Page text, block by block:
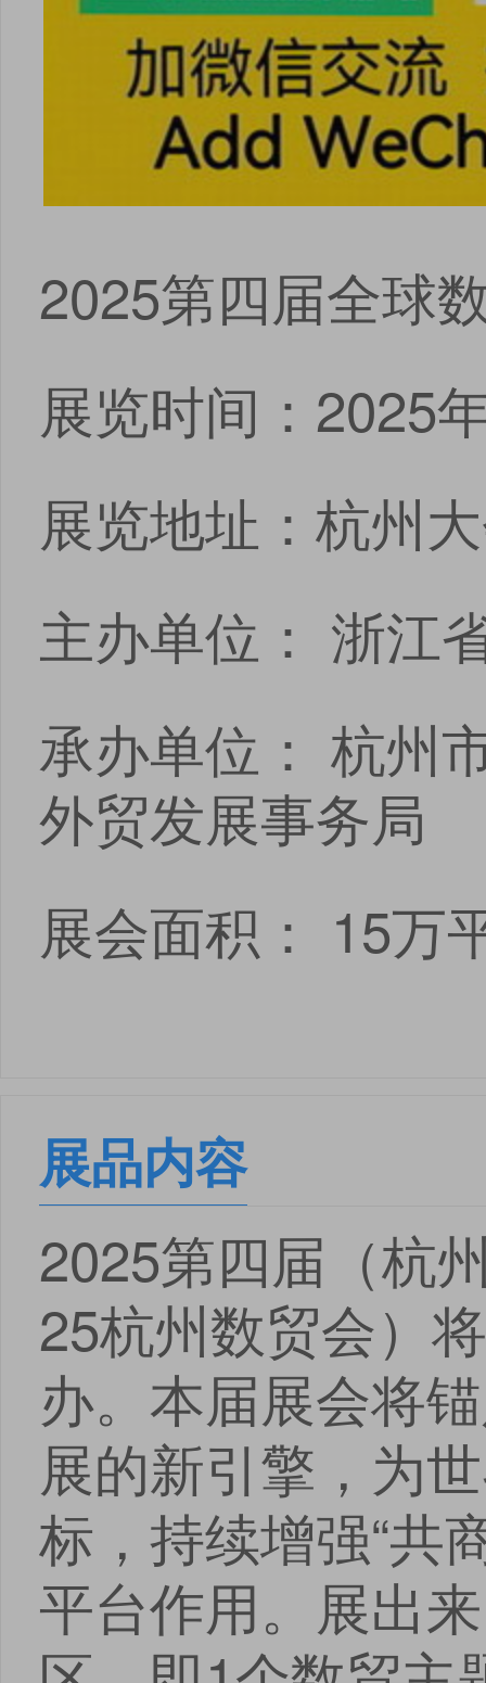
2025第四届全球
展览时间：2025
展览地址：杭州
主办单位： 浙江
承办单位： 杭州
外贸发展事务局
展会面积： 15万
展品内容
2025第四届（杭
25杭州数贸会）
办。本届展会将
展的新引擎，为
标，持续增强“共
平台作用。展出